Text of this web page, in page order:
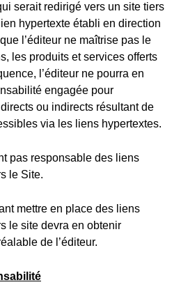
serait redirigé vers un site tiers
hypertexte établi en direction
l’éditeur ne maîtrise pas le
les produits et services offerts
l’éditeur ne pourra en
engagée pour
ou indirects résultant de
via les liens hypertextes.
pas responsable des liens
le Site.
mettre en place des liens
le site devra en obtenir
de l’éditeur.